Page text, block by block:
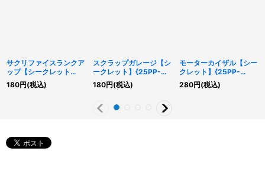
サクリファイスランクア
ップ【シークレット
SPECIALREDVer.】
{24PP-JP014}《魔法》
180円(税込)
スクラップガレージ【シ
ークレット】{25PP-
JP003}《罠》
180円(税込)
モーターカイザル【シー
クレット】{25PP-
JP001}《モンスター》
280円(税込)